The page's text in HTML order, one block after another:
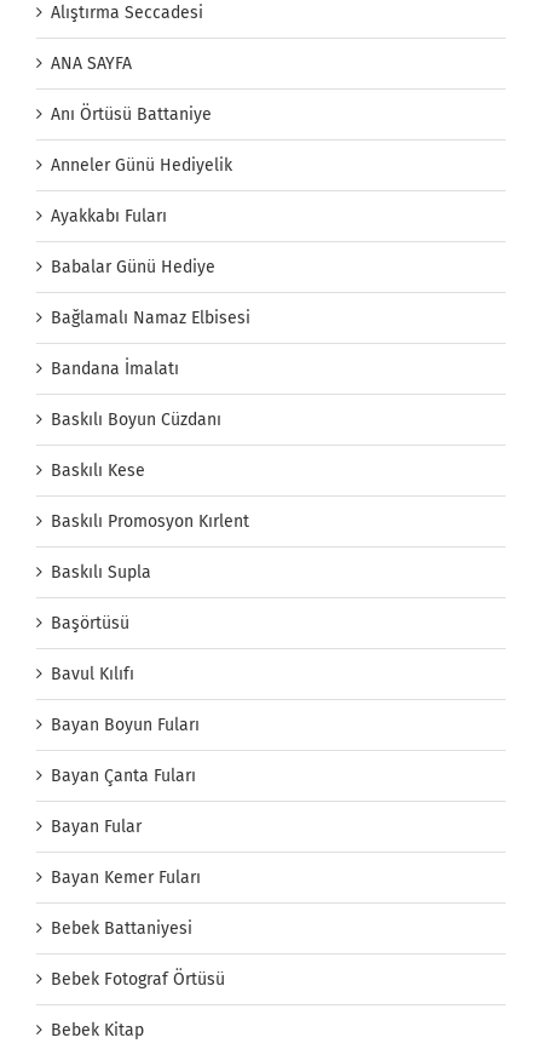
Alıştırma Seccadesi
ANA SAYFA
Anı Örtüsü Battaniye
Anneler Günü Hediyelik
Ayakkabı Fuları
Babalar Günü Hediye
Bağlamalı Namaz Elbisesi
Bandana İmalatı
Baskılı Boyun Cüzdanı
Baskılı Kese
Baskılı Promosyon Kırlent
Baskılı Supla
Başörtüsü
Bavul Kılıfı
Bayan Boyun Fuları
Bayan Çanta Fuları
Bayan Fular
Bayan Kemer Fuları
Bebek Battaniyesi
Bebek Fotograf Örtüsü
Bebek Kitap